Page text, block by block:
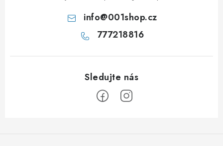
info@001shop.cz
777218816